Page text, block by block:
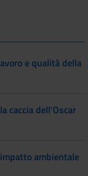
e qualità della
caccia dell'Oscar
ambientale